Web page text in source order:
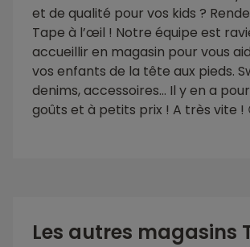
et de qualité pour vos kids ?
Tape à l’œil ! Notre équipe est
accueillir en magasin pour vous
vos enfants de la tête aux pieds.
denims, accessoires… Il y en a
goûts et à petits prix ! A très vite !
Les autres magasins